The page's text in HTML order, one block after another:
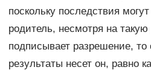
поскольку последствия
родитель, несмотря на
подписывает разрешение, то
результаты несет он, равно